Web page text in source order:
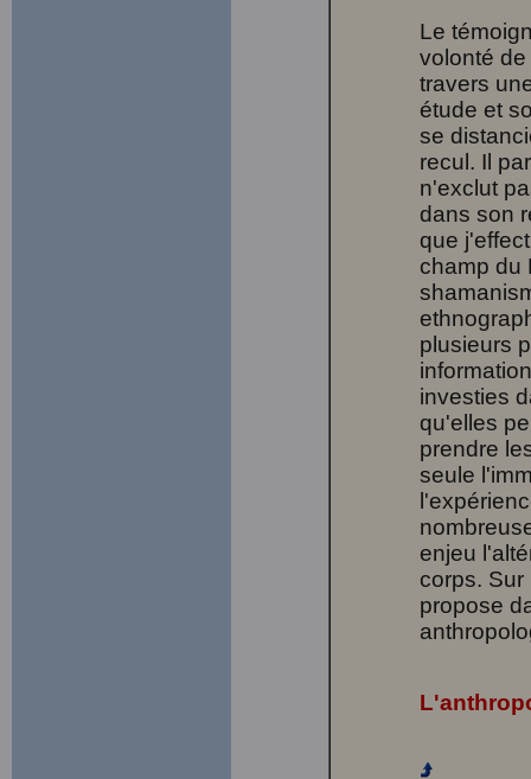
Le
volonté
travers
étude et
se
recul. Il
n'exclut
dans son
que
champ du
plusieurs
investies
qu'elles
prendre
seule
enjeu
corps.
propose